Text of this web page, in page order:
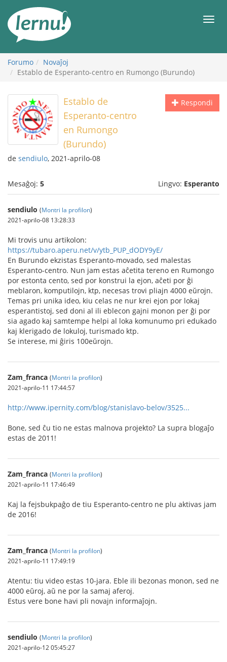
enhavo
Forumo
Novaĵoj
Establo de Esperanto-centro en Rumongo (Burundo)
Respondi
Establo de
Esperanto-centro
en Rumongo
(Burundo)
de sendiulo, 2021-aprilo-08
Mesaĝoj: 5 Lingvo: Esperanto
sendiulo (Montri la profilon)
2021-aprilo-08 13:28:33
Mi trovis unu artikolon:
https://tubaro.aperu.net/v/ytb_PUP_dODY9yE/
En Burundo ekzistas Esperanto-movado, sed malestas
Esperanto-centro. Nun jam estas aĉetita tereno en Rumongo
por estonta cento, sed por konstrui la ejon, aĉeti por ĝi
meblaron, komputilojn, ktp, necesas trovi pliajn 4000 eŭrojn.
Temas pri unika ideo, kiu celas ne nur krei ejon por lokaj
esperantistoj, sed doni al ili eblecon gajni monon per ĝi por
sia agado kaj samtempe helpi al loka komunumo pri edukado
kaj klerigado de lokuloj, turismado ktp.
Se interese, mi ĝiris 100eŭrojn.
Zam_franca (Montri la profilon)
2021-aprilo-11 17:44:57
http://www.ipernity.com/blog/stanislavo-belov/3525...
Bone, sed ĉu tio ne estas malnova projekto? La supra blogaĵo
estas de 2011!
Zam_franca (Montri la profilon)
2021-aprilo-11 17:46:49
Kaj la fejsbukpaĝo de tiu Esperanto-centro ne plu aktivas jam
de 2016!
Zam_franca (Montri la profilon)
2021-aprilo-11 17:49:19
Atentu: tiu video estas 10-jara. Eble ili bezonas monon, sed ne
4000 eŭroj, aŭ ne por la samaj aferoj.
Estus vere bone havi pli novajn informaĵojn.
sendiulo (Montri la profilon)
2021-aprilo-12 05:45:27